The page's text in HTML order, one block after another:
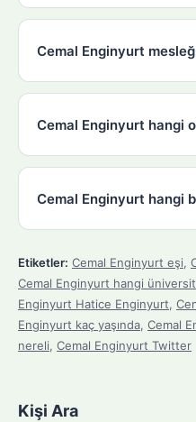
Cemal Enginyurt
Cemal Enginyurt hangi
Cemal Enginyurt hangi
Etiketler: Cemal Enginyurt eşi,
Cemal Enginyurt hangi
Enginyurt Hatice Enginyurt,
Enginyurt kaç yaşında, Cemal
nereli, Cemal Enginyurt Twitter
Kişi Ara